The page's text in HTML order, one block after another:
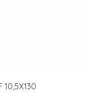
10,5X130